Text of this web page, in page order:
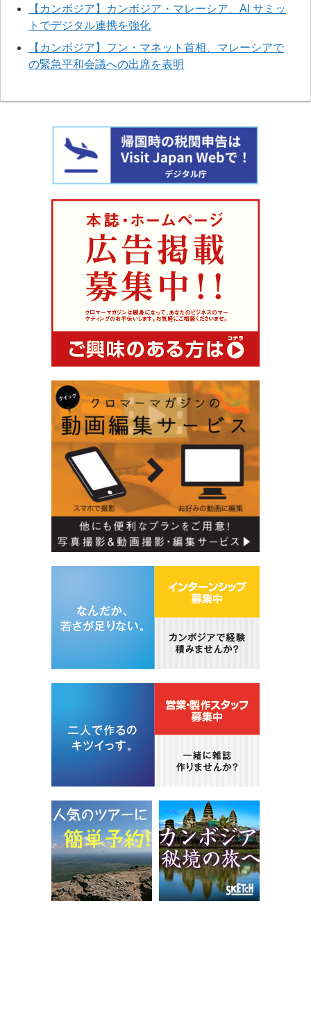
【カンボジア】カンボジア・マレーシア、AI サミッ
トでデジタル連携を強化
【カンボジア】フン・マネット首相、マレーシアで
の緊急平和会議への出席を表明